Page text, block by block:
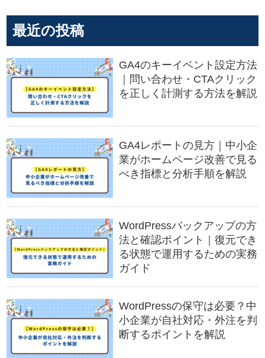
最近の投稿
GA4のキーイベント設定方法
｜問い合わせ・CTAクリック
を正しく計測する方法を解説
GA4レポートの見方｜中小企
業がホームページ改善で見る
べき指標と分析手順を解説
WordPressバックアップの方
法と確認ポイント｜復元でき
る状態で運用するための実務
ガイド
WordPressの保守は必要？中
小企業が自社対応・外注を判
断するポイントを解説